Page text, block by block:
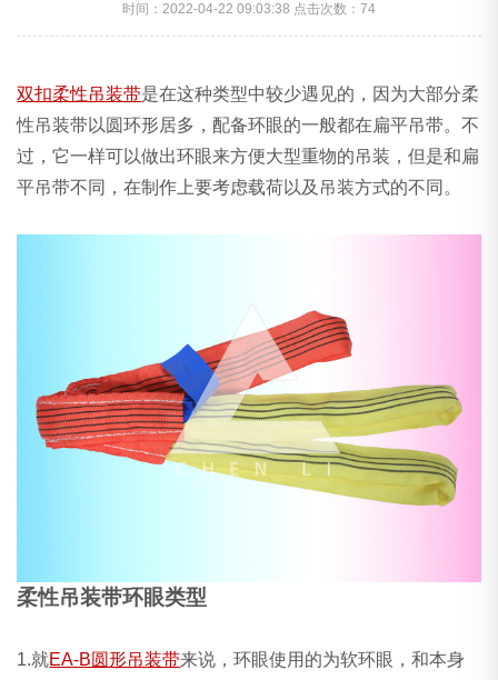
时间：2022-04-22 09:03:38 点击次数：74
双扣柔性吊装带是在这种类型中较少遇见的，因为大部分柔
性吊装带以圆环形居多，配备环眼的一般都在扁平吊带。不
过，它一样可以做出环眼来方便大型重物的吊装，但是和扁
平吊带不同，在制作上要考虑载荷以及吊装方式的不同。
柔性吊装带环眼类型
1.就EA-B圆形吊装带来说，环眼使用的为软环眼，和本身